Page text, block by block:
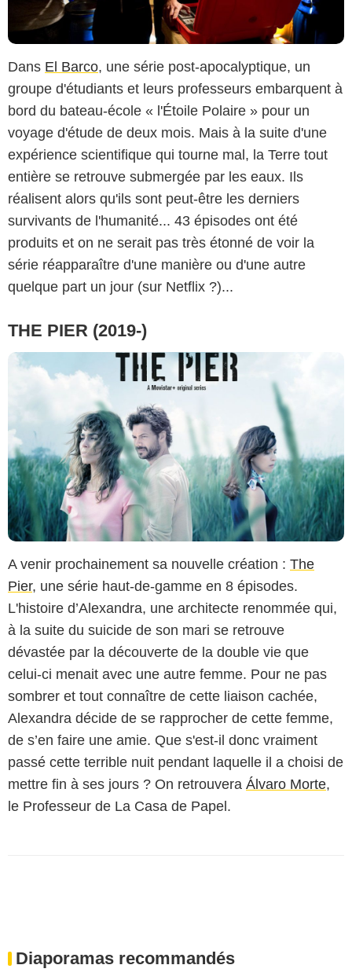
Dans El Barco, une série post-apocalyptique, un
groupe d'étudiants et leurs professeurs embarquent à
bord du bateau-école « l'Étoile Polaire » pour un
voyage d'étude de deux mois. Mais à la suite d'une
expérience scientifique qui tourne mal, la Terre tout
entière se retrouve submergée par les eaux. Ils
réalisent alors qu'ils sont peut-être les derniers
survivants de l'humanité... 43 épisodes ont été
produits et on ne serait pas très étonné de voir la
série réapparaître d'une manière ou d'une autre
quelque part un jour (sur Netflix ?)...
THE PIER (2019-)
A venir prochainement sa nouvelle création : The
Pier, une série haut-de-gamme en 8 épisodes.
L'histoire d’Alexandra, une architecte renommée qui,
à la suite du suicide de son mari se retrouve
dévastée par la découverte de la double vie que
celui-ci menait avec une autre femme. Pour ne pas
sombrer et tout connaître de cette liaison cachée,
Alexandra décide de se rapprocher de cette femme,
de s’en faire une amie. Que s'est-il donc vraiment
passé cette terrible nuit pendant laquelle il a choisi de
mettre fin à ses jours ? On retrouvera Álvaro Morte,
le Professeur de La Casa de Papel.
Diaporamas recommandés